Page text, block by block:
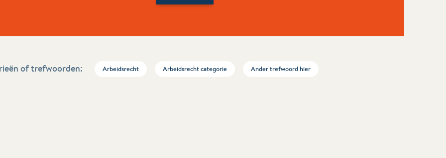
of trefwoorden: Arbeidsrecht Arbeidsrecht categorie Ander trefwoord hier